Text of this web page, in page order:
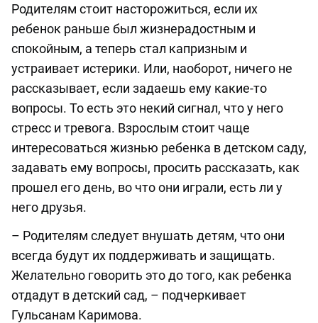
Родителям стоит насторожиться, если их
ребенок раньше был жизнерадостным и
спокойным, а теперь стал капризным и
устраивает истерики. Или, наоборот, ничего не
рассказывает, если задаешь ему какие-то
вопросы. То есть это некий сигнал, что у него
стресс и тревога. Взрослым стоит чаще
интересоваться жизнью ребенка в детском саду,
задавать ему вопросы, просить рассказать, как
прошел его день, во что они играли, есть ли у
него друзья.
– Родителям следует внушать детям, что они
всегда будут их поддерживать и защищать.
Желательно говорить это до того, как ребенка
отдадут в детский сад, – подчеркивает
Гульсанам Каримова.